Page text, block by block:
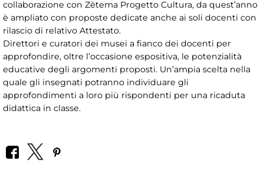
collaborazione con Zètema Progetto Cultura, da quest’anno
è ampliato con proposte dedicate anche ai soli docenti con
rilascio di relativo Attestato.
Direttori e curatori dei musei a fianco dei docenti per
approfondire, oltre l’occasione espositiva, le potenzialità
educative degli argomenti proposti. Un’ampia scelta nella
quale gli insegnati potranno individuare gli
approfondimenti a loro più rispondenti per una ricaduta
didattica in classe.